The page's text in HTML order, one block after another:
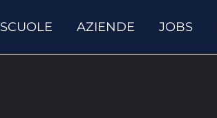
SCUOLE AZIENDE JOBS